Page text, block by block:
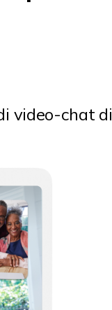
video-chat di